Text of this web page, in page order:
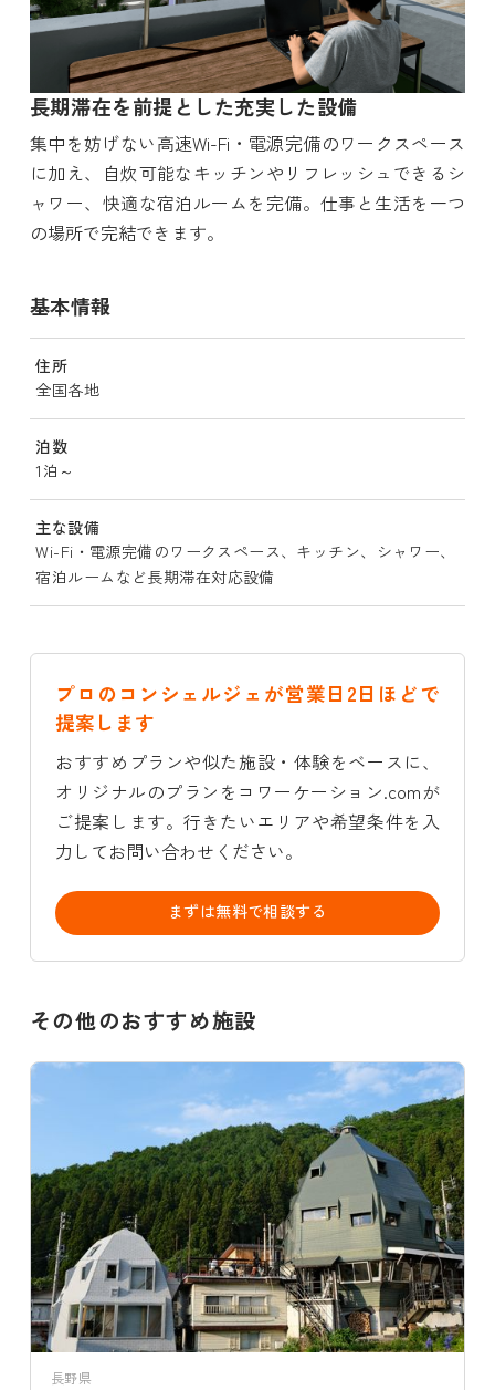
長期滞在を前提とした充実した設備
集中を妨げない高速Wi-Fi・電源完備のワークスペース
に加え、自炊可能なキッチンやリフレッシュできるシ
ャワー、快適な宿泊ルームを完備。仕事と生活を一つ
の場所で完結できます。
基本情報
住所
全国各地
泊数
1泊～
主な設備
Wi-Fi・電源完備のワークスペース、キッチン、シャワー、
宿泊ルームなど長期滞在対応設備
プロのコンシェルジェが営業日2日ほどで
提案します
おすすめプランや似た施設・体験をベースに、
オリジナルのプランをコワーケーション.comが
ご提案します。行きたいエリアや希望条件を入
力してお問い合わせください。
まずは無料で相談する
その他のおすすめ施設
長野県